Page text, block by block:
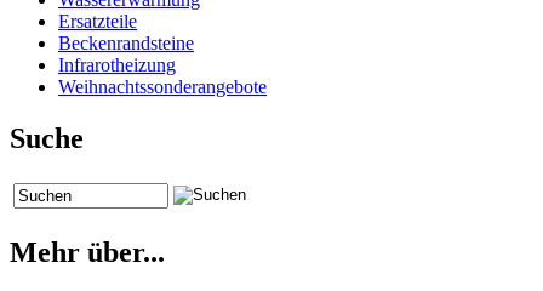
Ersatzteile
Beckenrandsteine
Infrarotheizung
Weihnachtssonderangebote
Suche
Mehr über...